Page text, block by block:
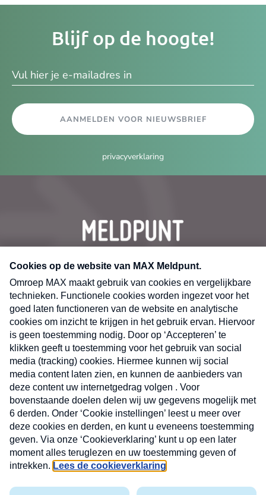
Blijf op de hoogte!
AANMELDEN VOOR NIEUWSBRIEF
privacyverklaring
CONTACT
Volg ons op
MAX
Cookieverklaring
Kwetsbaarheid
X
Nieuwsbrief
Neem hier een gratis abonnement op de MAX
Consumenten nieuwsbrief. Elke maandag en
donderdag in uw mailbox.